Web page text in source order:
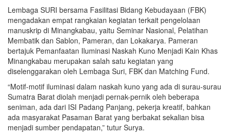
Lembaga SURI bersama Fasilitasi Bidang Kebudayaan (FBK)
mengadakan empat rangkaian kegiatan terkait pengelolaan
manuskrip di Minangkabau, yaitu Seminar Nasional, Pelatihan
Membatik dan Sablon, Pameran, dan Lokakarya. Pameran
bertajuk Pemanfaatan Iluminasi Naskah Kuno Menjadi Kain Khas
Minangkabau merupakan salah satu kegiatan yang
diselenggarakan oleh Lembaga Suri, FBK dan Matching Fund.
“Motif-motif iluminasi dalam naskah kuno yang ada di surau-surau
Sumatra Barat diolah menjadi pernak-pernik oleh beberapa
seniman, ada dari ISI Padang Panjang, pekerja kreatif, bahkan
ada masyarakat Pasaman Barat yang berbakat sekalian bisa
menjadi sumber pendapatan,” tutur Surya.